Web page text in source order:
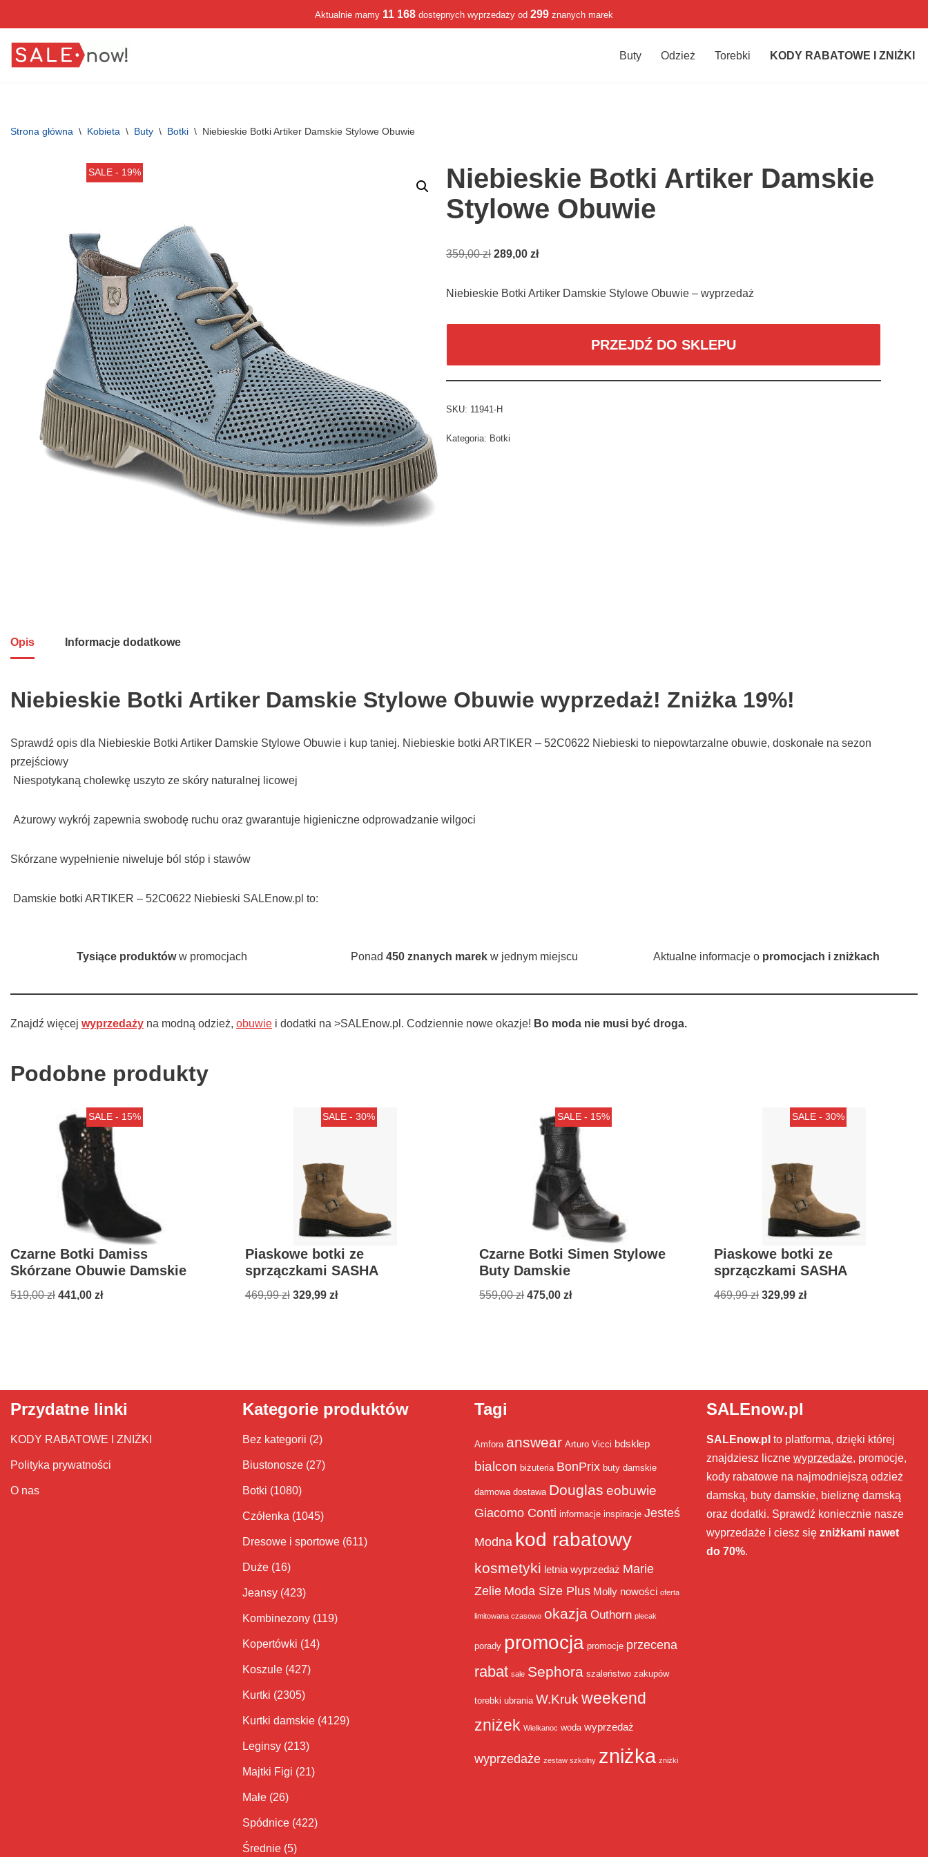
do
Aktualnie mamy 11 168 dostępnych wyprzedaży od 299 znanych marek
Buty Odzież Torebki KODY RABATOWE I ZNIŻKI
Strona główna \ Kobieta \ Buty \ Botki \ Niebieskie Botki Artiker Damskie Stylowe Obuwie
SALE - 19%
Niebieskie Botki Artiker Damskie
Stylowe Obuwie
359,00zł 289,00 zł
Niebieskie Botki Artiker Damskie Stylowe Obuwie – wyprzedaż
PRZEJDŹ DO SKLEPU
SKU: 11941-H
Kategoria: Botki
Opis Informacje dodatkowe
Niebieskie Botki Artiker Damskie Stylowe Obuwie wyprzedaż! Zniżka 19%!
Sprawdź opis dla Niebieskie Botki Artiker Damskie Stylowe Obuwie i kup taniej. Niebieskie botki ARTIKER – 52C0622 Niebieski to niepowtarzalne obuwie, doskonałe na sezon
przejściowy
Niespotykaną cholewkę uszyto ze skóry naturalnej licowej
Ażurowy wykrój zapewnia swobodę ruchu oraz gwarantuje higieniczne odprowadzanie wilgoci
Skórzane wypełnienie niweluje ból stóp i stawów
Damskie botki ARTIKER – 52C0622 Niebieski SALEnow.pl to:
Tysiące produktóww promocjach Ponad 450 znanych marekw jednym miejscu Aktualne informacje o promocjach i zniżkach
Znajdź więcej wyprzedaży na modną odzież, obuwie i dodatki na >SALEnow.pl. Codziennie nowe okazje! Bo moda nie musi być droga.
Podobne produkty
SALE - 15%
Czarne Botki Damiss
Skórzane Obuwie Damskie
519,00zł 441,00 zł
SALE - 30%
Piaskowe botki ze
sprzączkami SASHA
469,99zł 329,99 zł
SALE - 15%
Czarne Botki Simen Stylowe
Buty Damskie
559,00zł 475,00zł
SALE - 30%
Piaskowe botki ze
sprzączkami SASHA
469,99zł 329,99 zł
Przydatne linki
KODY RABATOWE I ZNIŻKI
Polityka prywatności
O nas
Kategorie produktów
Bez kategorii (2)
Biustonosze (27)
Botki (1080)
Czółenka (1045)
Dresowe i sportowe (611)
Duże (16)
Jeansy (423)
Kombinezony (119)
Kopertówki (14)
Koszule (427)
Kurtki (2305)
Kurtki damskie (4129)
Leginsy (213)
Majtki Figi (21)
Małe (26)
Spódnice (422)
Średnie (5)
Tagi
Amfora answear Arturo Vicci bdsklep
bialcon biżuteria BonPrix buty damskie
darmowa dostawa Douglas eobuwie
Giacomo Conti informacje inspiracje Jesteś
Modna kod rabatowy
kosmetyki letnia wyprzedaż Marie
Zelie Moda Size Plus Molly nowości oferta
limitowana czasowo okazja Outhorn plecak
porady promocja promocje przecena
rabat sale Sephora szaleństwo zakupów
torebki ubrania W.Kruk weekend
zniżek Wielkanoc woda wyprzedaż
wyprzedaże zestaw szkolny zniżka zniżki
SALEnow.pl
SALEnow.pl to platforma, dzięki której
znajdziesz liczne wyprzedaże, promocje,
kody rabatowe na najmodniejszą odzież
damską, buty damskie, bieliznę damską
oraz dodatki. Sprawdź koniecznie nasze
wyprzedaże i ciesz się zniżkami nawet
do 70%.